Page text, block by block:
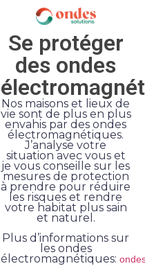
Se protéger
des ondes
Nos maisons et lieux de
vie sont de plus en plus
envahis par des ondes
électromagnétiques.
J’analyse votre
situation avec vous et
je vous conseille sur les
mesures de protection
à prendre pour réduire
les risques et rendre
votre habitat plus sain
et naturel.
Plus d’informations sur
les ondes
électromagnétiques: